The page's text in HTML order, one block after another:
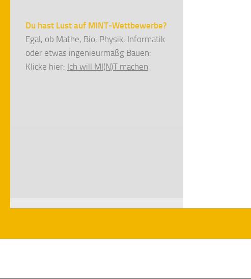
Du hast Lust auf MINT-Wettbewerbe?
Egal, ob Mathe, Bio, Physik, Informatik
oder etwas ingenieurmäßg Bauen:
Klicke hier: Ich will MI(N)T machen